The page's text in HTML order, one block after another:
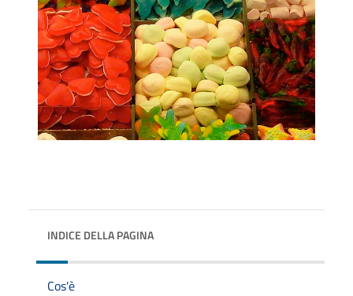
INDICE DELLA PAGINA
Cos'è